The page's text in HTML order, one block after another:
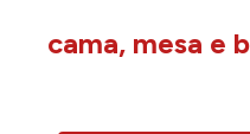
cama, mesa e